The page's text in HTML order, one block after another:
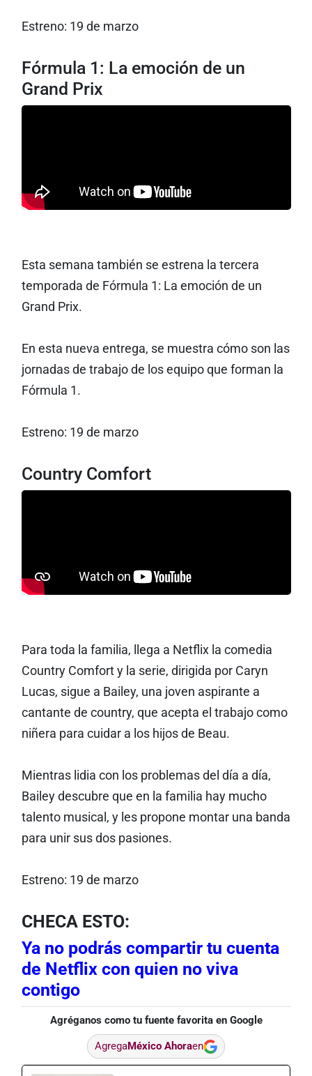
Estreno: 19 de marzo
Fórmula 1: La emoción de un
Grand Prix
Esta semana también se estrena la tercera
temporada de Fórmula 1: La emoción de un
Grand Prix.
En esta nueva entrega, se muestra cómo son las
jornadas de trabajo de los equipo que forman la
Fórmula 1.
Estreno: 19 de marzo
Country Comfort
Para toda la familia, llega a Netflix la comedia
Country Comfort y la serie, dirigida por Caryn
Lucas, sigue a Bailey, una joven aspirante a
cantante de country, que acepta el trabajo como
niñera para cuidar a los hijos de Beau.
Mientras lidia con los problemas del día a día,
Bailey descubre que en la familia hay mucho
talento musical, y les propone montar una banda
para unir sus dos pasiones.
Estreno: 19 de marzo
CHECA ESTO:
Ya no podrás compartir tu cuenta
de Netflix con quien no viva
contigo
Agréganos como tu fuente favorita en Google
AgregaMéxico Ahoraen